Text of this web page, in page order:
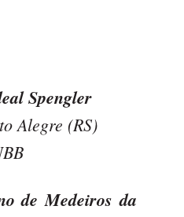
Spengler
Alegre (RS)
de Medeiros da